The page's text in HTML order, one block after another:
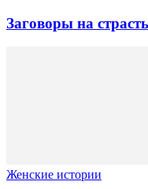
Заговоры на
Женские истории